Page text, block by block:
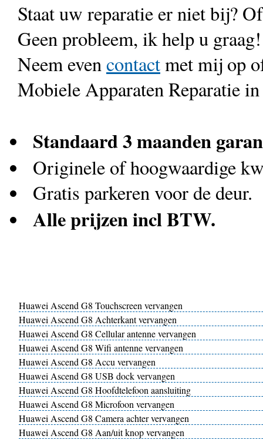
Staat uw reparatie er niet bij?
Geen probleem, ik help u graag!
Neem evencontactmet mij op
Mobiele Apparaten Reparatie
Standaard 3 maanden
Originele of hoogwaardige
Gratis parkeren voor de deur.
Alle prijzen incl BTW.
Huawei Ascend G8 Touchscreen vervangen
Huawei Ascend G8 Achterkant vervangen
Huawei Ascend G8 Cellular antenne vervangen
Huawei Ascend G8 Wifi antenne vervangen
Huawei Ascend G8 Accu vervangen
Huawei Ascend G8 USB dock vervangen
Huawei Ascend G8 Hoofdtelefoon aansluiting
Huawei Ascend G8 Microfoon vervangen
Huawei Ascend G8 Camera achter vervangen
Huawei Ascend G8 Aan/uit knop vervangen